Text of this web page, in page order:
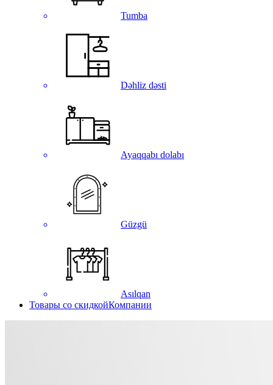
Tumba
Dəhliz dəsti
Ayaqqabı dolabı
Güzgü
Asılqan
Товары со скидкойКомпании